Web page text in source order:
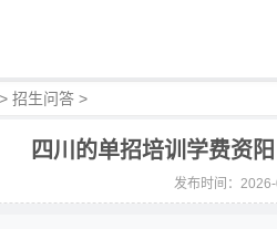
> 招生问答 >
四川的单招培训学费资
发布时间：